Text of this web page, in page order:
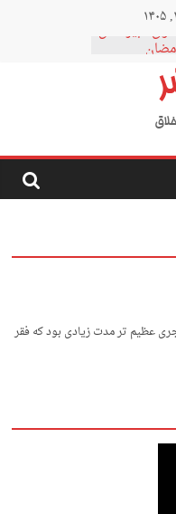
فوق دبیرستان
عظیم تر ﻣﺪت زﻳﺎدى ﺑﻮد ﻛﻪ ﻓﻘﺮ